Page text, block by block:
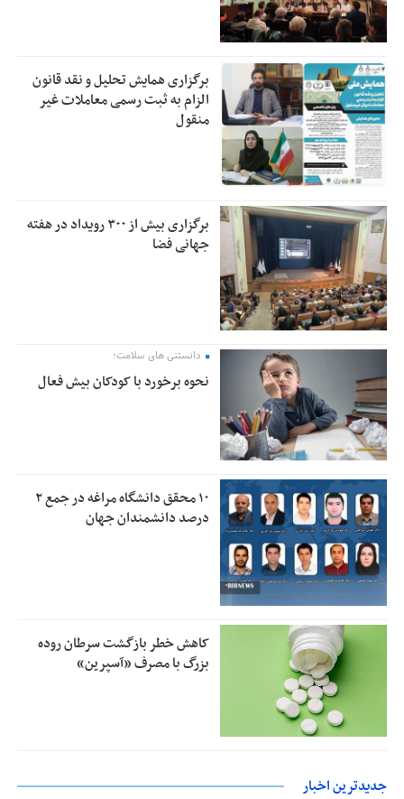
برگزاری همایش تحلیل و نقد قانون
الزام به ثبت رسمی معاملات غیر
منقول
برگزاری بیش از ۳۰۰ رویداد در هفته
جهانی فضا
دانستنی های سلامت؛
نحوه برخورد با کودکان بیش فعال
۱۰ محقق دانشگاه مراغه در جمع ۲
درصد دانشمندان جهان
کاهش خطر بازگشت سرطان روده
بزرگ با مصرف «آسپرین»
جدیدترین اخبار